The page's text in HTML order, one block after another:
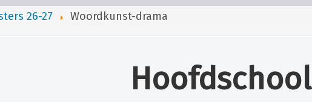
26-27 Woordkunst-drama
Hoofdschool